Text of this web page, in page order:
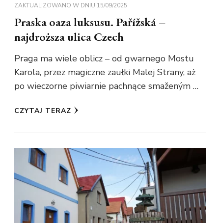
ZAKTUALIZOWANO W DNIU 15/09/2025
Praska oaza luksusu. Pařížská –
najdroższa ulica Czech
Praga ma wiele oblicz – od gwarnego Mostu
Karola, przez magiczne zaułki Malej Strany, aż
po wieczorne piwiarnie pachnące smaženým …
CZYTAJ TERAZ